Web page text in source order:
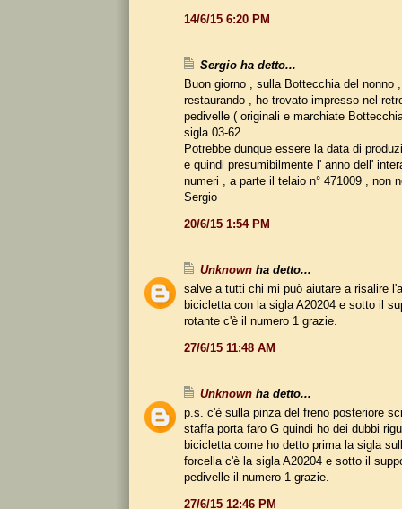
14/6/15 6:20 PM
Sergio ha detto...
Buon giorno , sulla Bottecchia del nonno
restaurando , ho trovato impresso nel
pedivelle ( originali e marchiate
sigla 03-62
Potrebbe dunque essere la data di
e quindi presumibilmente l' anno dell'
numeri , a parte il telaio n° 471009 , non
Sergio
20/6/15 1:54 PM
Unknown ha detto...
salve a tutti chi mi può aiutare a risalire
bicicletta con la sigla A20204 e sotto il
rotante c'è il numero 1 grazie.
27/6/15 11:48 AM
Unknown ha detto...
p.s. c'è sulla pinza del freno posteriore
staffa porta faro G quindi ho dei dubbi
bicicletta come ho detto prima la sigla
forcella c'è la sigla A20204 e sotto il
pedivelle il numero 1 grazie.
27/6/15 12:46 PM